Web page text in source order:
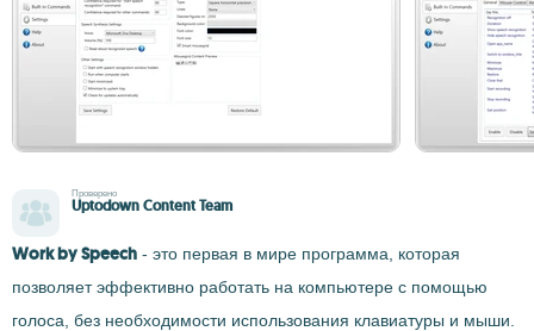
Проверено
Uptodown Content Team
Work by Speech - это первая в мире программа, которая
позволяет эффективно работать на компьютере с помощью
голоса, без необходимости использования клавиатуры и мыши.